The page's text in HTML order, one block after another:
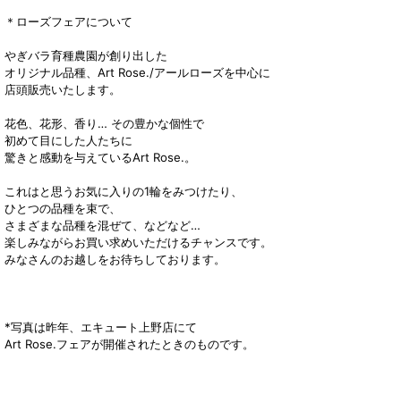
＊ローズフェアについて
やぎバラ育種農園が創り出した
オリジナル品種、Art Rose./アールローズを中心に
店頭販売いたします。
花色、花形、香り… その豊かな個性で
初めて目にした人たちに
驚きと感動を与えているArt Rose.。
これはと思うお気に入りの1輪をみつけたり、
ひとつの品種を束で、
さまざまな品種を混ぜて、などなど…
楽しみながらお買い求めいただけるチャンスです。
みなさんのお越しをお待ちしております。
*写真は昨年、エキュート上野店にて
Art Rose.フェアが開催されたときのものです。